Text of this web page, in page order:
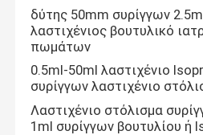
δύτης 50mm συρίγγων
λαστιχένιος βουτυλικό
πωμάτων
0.5ml-50ml λαστιχένιο
συρίγγων λαστιχένιο
Λαστιχένιο στόλισμα
1ml συρίγγων βουτυλίου ή